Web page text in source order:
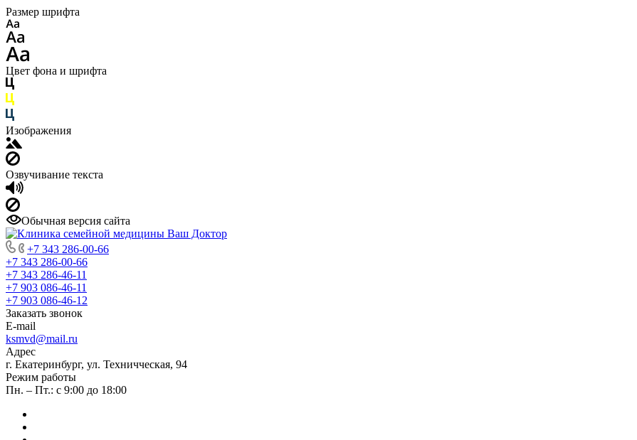
Размер шрифта
Цвет фона и шрифта
Изображения
Озвучивание текста
Обычная версия сайта
+7 343 286-00-66
+7 343 286-00-66
+7 343 286-46-11
+7 903 086-46-11
+7 903 086-46-12
Заказать звонок
E-mail
ksmvd@mail.ru
Адрес
г. Екатеринбург, ул. Техничческая, 94
Режим работы
Пн. – Пт.: с 9:00 до 18:00